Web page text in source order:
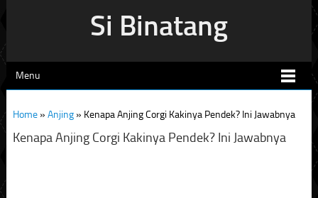
Si Binatang
Menu
Home» Anjing» Kenapa Anjing Corgi Kakinya Pendek? Ini Jawabnya
Kenapa Anjing Corgi Kakinya Pendek? Ini Jawabnya